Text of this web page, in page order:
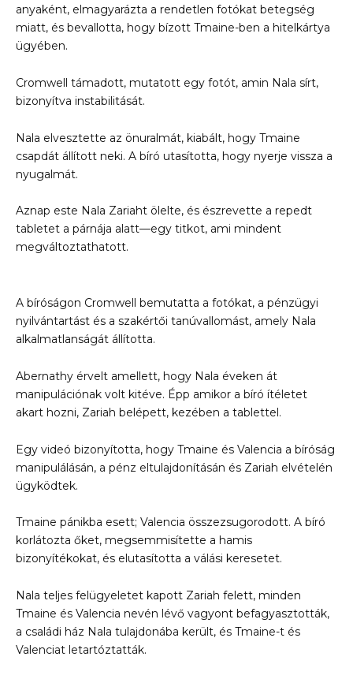
anyaként, elmagyarázta a rendetlen fotókat betegség
miatt, és bevallotta, hogy bízott Tmaine-ben a hitelkártya
ügyében.
Cromwell támadott, mutatott egy fotót, amin Nala sírt,
bizonyítva instabilitását.
Nala elvesztette az önuralmát, kiabált, hogy Tmaine
csapdát állított neki. A bíró utasította, hogy nyerje vissza a
nyugalmát.
Aznap este Nala Zariaht ölelte, és észrevette a repedt
tabletet a párnája alatt—egy titkot, ami mindent
megváltoztathatott.
A bíróságon Cromwell bemutatta a fotókat, a pénzügyi
nyilvántartást és a szakértői tanúvallomást, amely Nala
alkalmatlanságát állította.
Abernathy érvelt amellett, hogy Nala éveken át
manipulációnak volt kitéve. Épp amikor a bíró ítéletet
akart hozni, Zariah belépett, kezében a tablettel.
Egy videó bizonyította, hogy Tmaine és Valencia a bíróság
manipulálásán, a pénz eltulajdonításán és Zariah elvételén
ügyködtek.
Tmaine pánikba esett; Valencia összezsugorodott. A bíró
korlátozta őket, megsemmisítette a hamis
bizonyítékokat, és elutasította a válási keresetet.
Nala teljes felügyeletet kapott Zariah felett, minden
Tmaine és Valencia nevén lévő vagyont befagyasztották,
a családi ház Nala tulajdonába került, és Tmaine-t és
Valenciat letartóztatták.